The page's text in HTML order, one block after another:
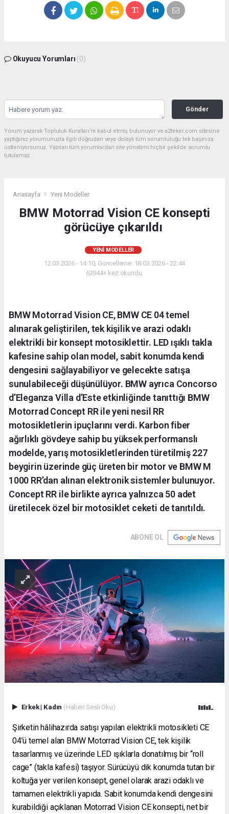
Okuyucu Yorumları (0)
Gönder
Yorum yazarak Topluluk Kuralları’nı kabul etmiş bulunuyor ve a2teker.com sitesine
yaptığınız yorumunuzla ilgili doğrudan veya dolaylı tüm sorumluluğu tek başınıza
üstleniyorsunuz. Yazılan tüm yorumlardan site yönetimi hiçbir şekilde sorumlu
tutulamaz.
Anasayfa Yeni Modeller
BMW Motorrad Vision CE konsepti
görücüye çıkarıldı
YENI MODELLER
12.03.2026 - 14:10, Güncelleme: 18.03.2026 - 22:44
62944+ kez okundu.
BMW Motorrad Vision CE, BMW CE 04 temel
alınarak geliştirilen, tek kişilik ve arazi odaklı
elektrikli bir konsept motosiklettir. LED ışıklı takla
kafesine sahip olan model, sabit konumda kendi
dengesini sağlayabiliyor ve gelecekte satışa
sunulabileceği düşünülüyor. BMW ayrıca Concorso
d’Eleganza Villa d’Este etkinliğinde tanıttığı BMW
Motorrad Concept RR ile yeni nesil RR
motosikletlerin ipuçlarını verdi. Karbon fiber
ağırlıklı gövdeye sahip bu yüksek performanslı
modelde, yarış motosikletlerinden türetilmiş 227
beygirin üzerinde güç üreten bir motor ve BMW M
1000 RR’dan alınan elektronik sistemler bulunuyor.
Concept RR ile birlikte ayrıca yalnızca 50 adet
üretilecek özel bir motosiklet ceketi de tanıtıldı.
ABONE OL
Erkek| Kadın (Haberi Sesli Oku)
Şirketin hâlihazırda satışı yapılan elektrikli motosikleti CE
04’ü temel alan BMW Motorrad Vision CE, tek kişilik
tasarlanmış ve üzerinde LED ışıklarla donatılmış bir “roll
cage” (takla kafesi) taşıyor. Sürücüyü dik konumda tutan bir
koltuğa yer verilen konsept, genel olarak arazi odaklı ve
tamamen elektrikli yapıda. Sabit konumda kendi dengesini
kurabildiği açıklanan Motorrad Vision CE konsepti, net bir